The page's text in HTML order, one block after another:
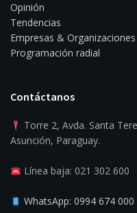
Opinión
Tendencias
Empresas & Organizaciones
Programación radial
Contáctanos
Torre 2, Avda. Santa
Asunción, Paraguay.
Línea baja: 021 302 600
WhatsApp: 0994 674 000